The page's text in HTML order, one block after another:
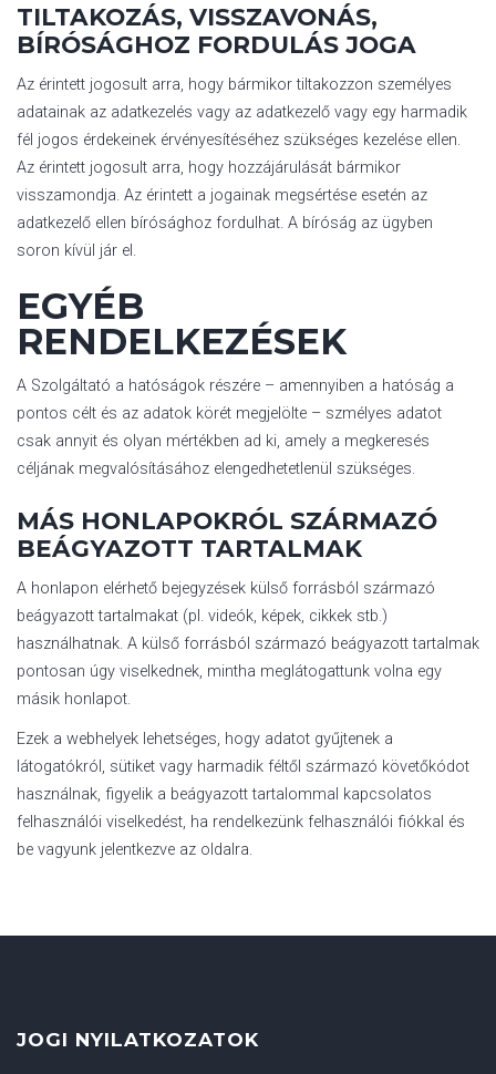
TILTAKOZÁS, VISSZAVONÁS,
BÍRÓSÁGHOZ FORDULÁS JOGA
Az érintett jogosult arra, hogy bármikor tiltakozzon személyes
adatainak az adatkezelés vagy az adatkezelő vagy egy harmadik
fél jogos érdekeinek érvényesítéséhez szükséges kezelése ellen.
Az érintett jogosult arra, hogy hozzájárulását bármikor
visszamondja. Az érintett a jogainak megsértése esetén az
adatkezelő ellen bírósághoz fordulhat. A bíróság az ügyben
soron kívül jár el.
EGYÉB
RENDELKEZÉSEK
A Szolgáltató a hatóságok részére – amennyiben a hatóság a
pontos célt és az adatok körét megjelölte – szmélyes adatot
csak annyit és olyan mértékben ad ki, amely a megkeresés
céljának megvalósításához elengedhetetlenül szükséges.
MÁS HONLAPOKRÓL SZÁRMAZÓ
BEÁGYAZOTT TARTALMAK
A honlapon elérhető bejegyzések külső forrásból származó
beágyazott tartalmakat (pl. videók, képek, cikkek stb.)
használhatnak. A külső forrásból származó beágyazott tartalmak
pontosan úgy viselkednek, mintha meglátogattunk volna egy
másik honlapot.
Ezek a webhelyek lehetséges, hogy adatot gyűjtenek a
látogatókról, sütiket vagy harmadik féltől származó követőkódot
használnak, figyelik a beágyazott tartalommal kapcsolatos
felhasználói viselkedést, ha rendelkezünk felhasználói fiókkal és
be vagyunk jelentkezve az oldalra.
JOGI NYILATKOZATOK